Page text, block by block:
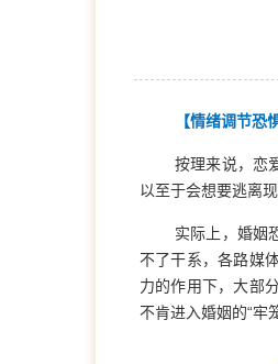
【情绪调节恐
按理来说，恋
以至于会想要逃离
实际上，婚姻
不了干系，各路媒
力的作用下，大部
不肯进入婚姻的“牢